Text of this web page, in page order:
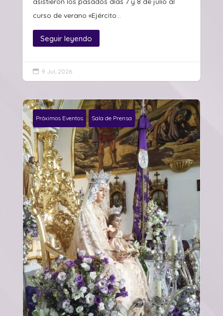
curso de verano «Ejército...
Seguir leyendo
 9 Jul, 2026
Próximos Eventos Sala de Prensa